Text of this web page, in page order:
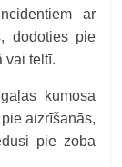
ar
dodoties pie
vai teltī.
kumosa
aizrīšanās,
pie zoba